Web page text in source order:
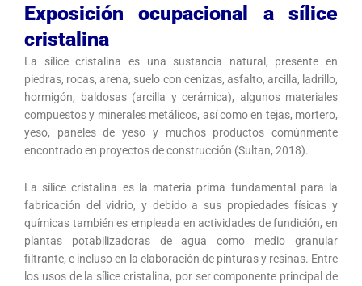
Exposición ocupacional a sílice
cristalina
La sílice cristalina es una sustancia natural, presente en
piedras, rocas, arena, suelo con cenizas, asfalto, arcilla, ladrillo,
hormigón, baldosas (arcilla y cerámica), algunos materiales
compuestos y minerales metálicos, así como en tejas, mortero,
yeso, paneles de yeso y muchos productos comúnmente
encontrado en proyectos de construcción (Sultan, 2018).
La sílice cristalina es la materia prima fundamental para la
fabricación del vidrio, y debido a sus propiedades físicas y
químicas también es empleada en actividades de fundición, en
plantas potabilizadoras de agua como medio granular
filtrante, e incluso en la elaboración de pinturas y resinas. Entre
los usos de la sílice cristalina, por ser componente principal de